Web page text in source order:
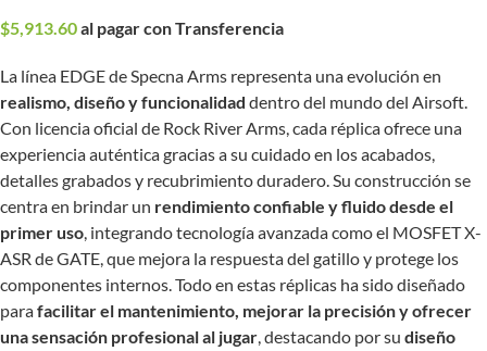
$5,913.60al pagar con Transferencia
La línea EDGE de Specna Arms representa una evolución en
realismo, diseño y funcionalidad dentro del mundo del Airsoft.
Con licencia oficial de Rock River Arms, cada réplica ofrece una
experiencia auténtica gracias a su cuidado en los acabados,
detalles grabados y recubrimiento duradero. Su construcción se
centra en brindar un rendimiento confiable y fluido desde el
primer uso, integrando tecnología avanzada como el MOSFET X-
ASR de GATE, que mejora la respuesta del gatillo y protege los
componentes internos. Todo en estas réplicas ha sido diseñado
parafacilitar el mantenimiento, mejorar la precisión y ofrecer
una sensación profesional al jugar, destacando por su diseño